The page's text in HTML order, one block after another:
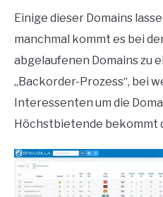
Einige dieser Domains
manchmal kommt es bei
abgelaufenen Domains zu
„Backorder-Prozess“, bei
Interessenten um die
Höchstbietende bekommt